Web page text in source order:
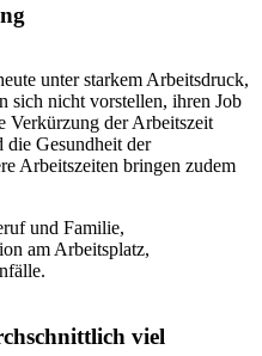
unter starkem Arbeitsdruck,
sich nicht vorstellen, ihren Job
Verkürzung der Arbeitszeit
die Gesundheit der
Arbeitszeiten bringen zudem
und Familie,
am Arbeitsplatz,
viel